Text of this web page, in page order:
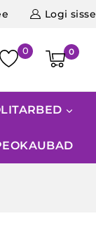
Logi sisse
0